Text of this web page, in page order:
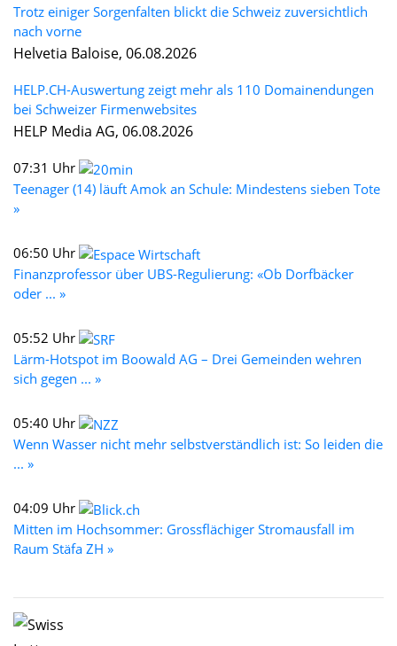
Trotz einiger Sorgenfalten blickt die Schweiz zuversichtlich
nach vorne
Helvetia Baloise, 06.08.2026
HELP.CH-Auswertung zeigt mehr als 110 Domainendungen
bei Schweizer Firmenwebsites
HELP Media AG, 06.08.2026
07:31 Uhr
Teenager (14) läuft Amok an Schule: Mindestens sieben Tote
»
06:50 Uhr
Finanzprofessor über UBS-Regulierung: «Ob Dorfbäcker
oder ... »
05:52 Uhr
Lärm-Hotspot im Boowald AG – Drei Gemeinden wehren
sich gegen ... »
05:40 Uhr
Wenn Wasser nicht mehr selbstverständlich ist: So leiden die
... »
04:09 Uhr
Mitten im Hochsommer: Grossflächiger Stromausfall im
Raum Stäfa ZH »